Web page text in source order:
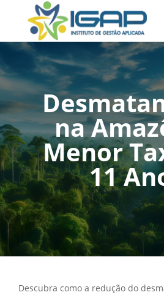
na
Menor
11
Descubra como a redução do